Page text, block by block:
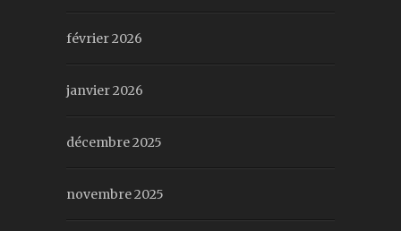
février 2026
janvier 2026
décembre 2025
novembre 2025